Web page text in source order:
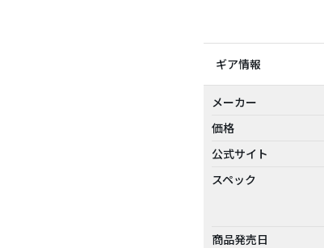
ギア情報
メーカー
価格
公式サイト
スペック
商品発売日